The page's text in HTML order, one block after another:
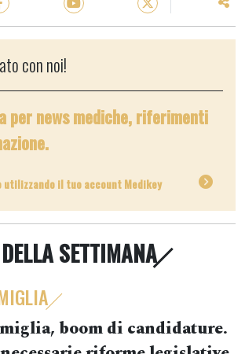
con noi!
per news mediche, riferimenti
il tuo account Medikey
SETTIMANA
boom di candidature.